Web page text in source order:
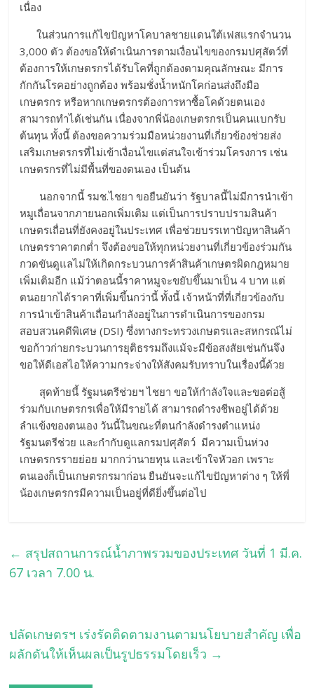
เนื่อง
ในส่วนการแก้ไขปัญหาโคบาลชายแดนใต้เฟสแรกจำนวน
3,000 ตัว ต้องขอให้ดำเนินการตามเงื่อนไขของกรมปศุสัตว์ที่
ต้องการให้เกษตรกรได้รับโคที่ถูกต้องตามคุณลักษณะ มีการ
กักกันโรคอย่างถูกต้อง พร้อมชั่งน้ำหนักโคก่อนส่งถึงมือ
เกษตรกร หรือหากเกษตรกรต้องการหาซื้อโคด้วยตนเอง
สามารถทำได้เช่นกัน เนื่องจากพี่น้องเกษตรกรเป็นคนแบกรับ
ต้นทุน ทั้งนี้ ต้องขอความร่วมมือหน่วยงานที่เกี่ยวข้องช่วยส่ง
เสริมเกษตรกรที่ไม่เข้าเงื่อนไขแต่สนใจเข้าร่วมโครงการ เช่น
เกษตรกรที่ไม่มีพื้นที่ของตนเอง เป็นต้น
นอกจากนี้ รมช.ไชยา ขอยืนยันว่า รัฐบาลนี้ไม่มีการนำเข้า
หมูเถื่อนจากภายนอกเพิ่มเติม แต่เป็นการปราบปรามสินค้า
เกษตรเถื่อนที่ยังคงอยู่ในประเทศ เพื่อช่วยบรรเทาปัญหาสินค้า
เกษตรราคาตกต่ำ จึงต้องขอให้ทุกหน่วยงานที่เกี่ยวข้องร่วมกัน
กวดขันดูแลไม่ให้เกิดกระบวนการค้าสินค้าเกษตรผิดกฎหมาย
เพิ่มเติมอีก แม้ว่าตอนนี้ราคาหมูจะขยับขึ้นมาเป็น 4 บาท แต่
ตนอยากได้ราคาที่เพิ่มขึ้นกว่านี้ ทั้งนี้ เจ้าหน้าที่ที่เกี่ยวข้องกับ
การนำเข้าสินค้าเถื่อนกำลังอยู่ในการดำเนินการของกรม
สอบสวนคดีพิเศษ (DSI) ซึ่งทางกระทรวงเกษตรและสหกรณ์ไม่
ขอก้าวก่ายกระบวนการยุติธรรมถึงแม้จะมีข้อสงสัยเช่นกันจึง
ขอให้ดีเอสไอให้ความกระจ่างให้สังคมรับทราบในเรื่องนี้ด้วย
สุดท้ายนี้ รัฐมนตรีช่วยฯ ไชยา ขอให้กำลังใจและขอต่อสู้
ร่วมกับเกษตรกรเพื่อให้มีรายได้ สามารถดำรงชีพอยู่ได้ด้วย
ลำแข้งของตนเอง วันนี้ในขณะที่ตนกำลังดำรงตำแหน่ง
รัฐมนตรีช่วย และกำกับดูแลกรมปศุสัตว์ มีความเป็นห่วง
เกษตรกรรายย่อย มากกว่านายทุน และเข้าใจหัวอก เพราะ
ตนเองก็เป็นเกษตรกรมาก่อน ยืนยันจะแก้ไขปัญหาต่าง ๆ ให้พี่
น้องเกษตรกรมีความเป็นอยู่ที่ดียิ่งขึ้นต่อไป
← สรุปสถานการณ์น้ำภาพรวมของประเทศ วันที่ 1 มี.ค.
67 เวลา 7.00 น.
ปลัดเกษตรฯ เร่งรัดติดตามงานตามนโยบายสำคัญ เพื่อ
ผลักดันให้เห็นผลเป็นรูปธรรมโดยเร็ว →